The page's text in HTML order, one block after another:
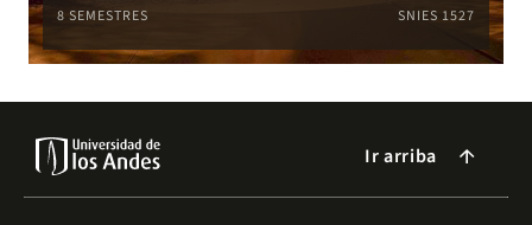
8 SEMESTRES SNIES 1527
Ir arriba arrow_forward